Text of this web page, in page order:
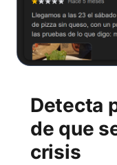
Detecta
de que
crisis